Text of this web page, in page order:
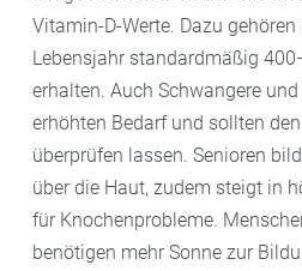
Vitamin-D-Werte. Dazu
Lebensjahr standardmäßig
erhalten. Auch Schwangere
erhöhten Bedarf und sollten
überprüfen lassen. Senioren
über die Haut, zudem steigt in
für Knochenprobleme.
benötigen mehr Sonne zur